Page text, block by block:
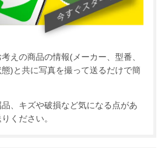
えの商品の情報(メーカー、型番、
)と共に写真を撮って送るだけで簡
、キズや破損など気になる点があ
ください。